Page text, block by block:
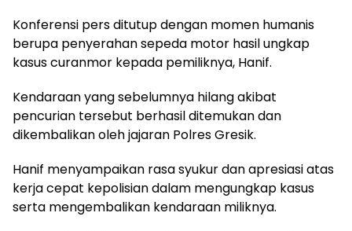
Konferensi pers ditutup dengan momen humanis
berupa penyerahan sepeda motor hasil ungkap
kasus curanmor kepada pemiliknya, Hanif.
Kendaraan yang sebelumnya hilang akibat
pencurian tersebut berhasil ditemukan dan
dikembalikan oleh jajaran Polres Gresik.
Hanif menyampaikan rasa syukur dan apresiasi atas
kerja cepat kepolisian dalam mengungkap kasus
serta mengembalikan kendaraan miliknya.